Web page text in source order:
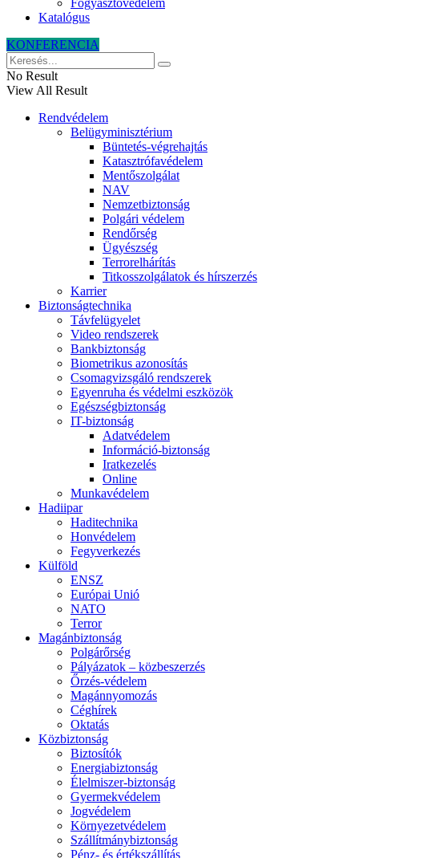
Fogyasztóvédelem
Katalógus
KONFERENCIA
No Result
View All Result
Rendvédelem
Belügyminisztérium
Büntetés-végrehajtás
Katasztrófavédelem
Mentőszolgálat
NAV
Nemzetbiztonság
Polgári védelem
Rendőrség
Ügyészség
Terrorelhárítás
Titkosszolgálatok és hírszerzés
Karrier
Biztonságtechnika
Távfelügyelet
Video rendszerek
Bankbiztonság
Biometrikus azonosítás
Csomagvizsgáló rendszerek
Egyenruha és védelmi eszközök
Egészségbiztonság
IT-biztonság
Adatvédelem
Információ-biztonság
Iratkezelés
Online
Munkavédelem
Hadiipar
Haditechnika
Honvédelem
Fegyverkezés
Külföld
ENSZ
Európai Unió
NATO
Terror
Magánbiztonság
Polgárőrség
Pályázatok – közbeszerzés
Őrzés-védelem
Magánnyomozás
Céghírek
Oktatás
Közbiztonság
Biztosítók
Energiabiztonság
Élelmiszer-biztonság
Gyermekvédelem
Jogvédelem
Környezetvédelem
Szállítmánybiztonság
Pénz- és értékszállítás